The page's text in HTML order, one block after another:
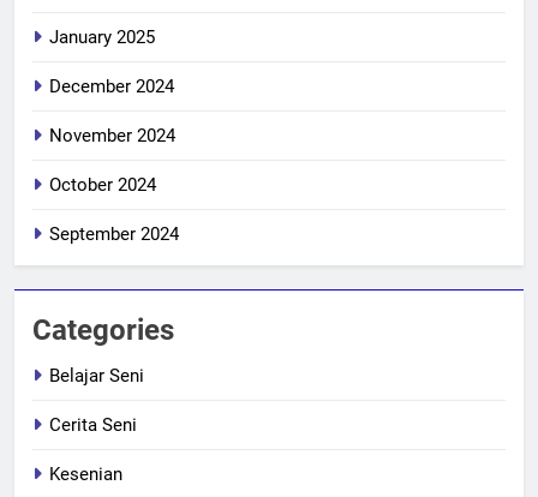
January 2025
December 2024
November 2024
October 2024
September 2024
Categories
Belajar Seni
Cerita Seni
Kesenian